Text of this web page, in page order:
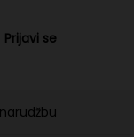
Prijavi se